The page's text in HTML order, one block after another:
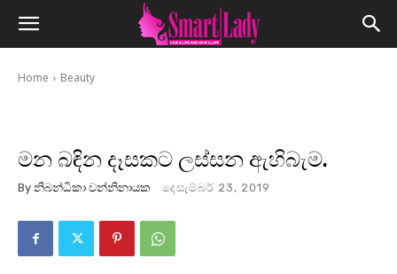
Home Beauty
මන බඳින දෑසකට ලස්සන ඇහිබැම.
By නිබන්ධිකා වන්නිනායක දෙසැම්බර් 23, 2019